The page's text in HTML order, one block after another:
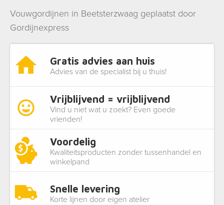
Vouwgordijnen in Beetsterzwaag geplaatst door
Gordijnexpress
Gratis advies aan huis
Advies van de specialist bij u thuis!
Vrijblijvend = vrijblijvend
Vind u niet wat u zoekt? Even goede
vrienden!
Voordelig
Kwaliteitsproducten zonder tussenhandel en
winkelpand
Snelle levering
Korte lijnen door eigen atelier